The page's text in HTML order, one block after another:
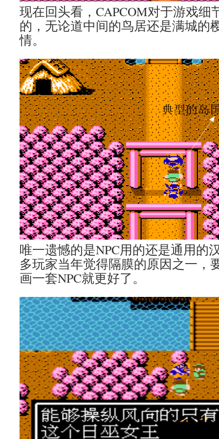
现在回头看，CAPCOM对于游戏细
的，无论道中间的鸟居还是满城的
情。
唯一遗憾的是NPC用的还是通用的
多玩家当年觉得隔膜的原因之一，
画一套NPC就更好了。